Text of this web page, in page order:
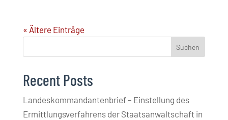
« Ältere Einträge
Suchen
Recent Posts
Landeskommandantenbrief – Einstellung des
Ermittlungsverfahrens der Staatsanwaltschaft in